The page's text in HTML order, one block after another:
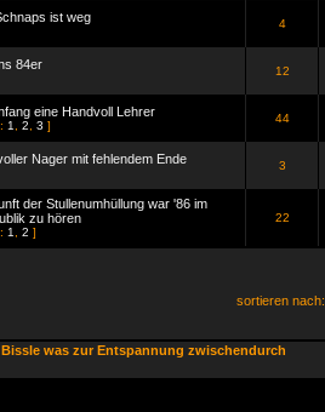
ist weg 4
84er 12
eine Handvoll Lehrer
1 2 3 ]
44
Nager mit fehlendem Ende 3
der Stullenumhüllung war '86 im
zu hören
1 2 ]
22
sortieren nach:
Bissle was zur Entspannung zwischendurch